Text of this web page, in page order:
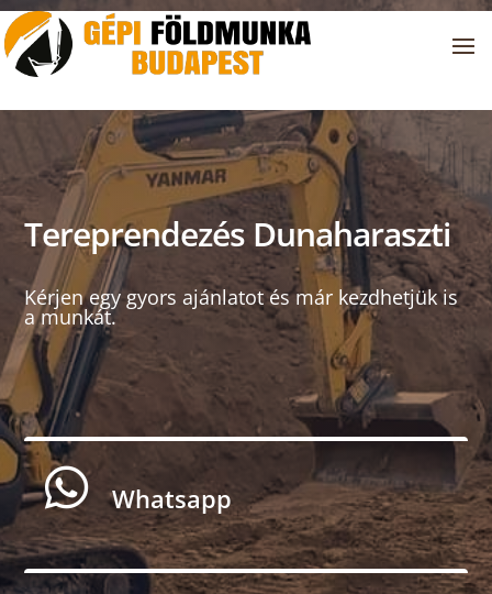
Tereprendezés Dunaharaszti
Kérjen egy gyors ajánlatot és már kezdhetjük is
a munkát.
 Whatsapp